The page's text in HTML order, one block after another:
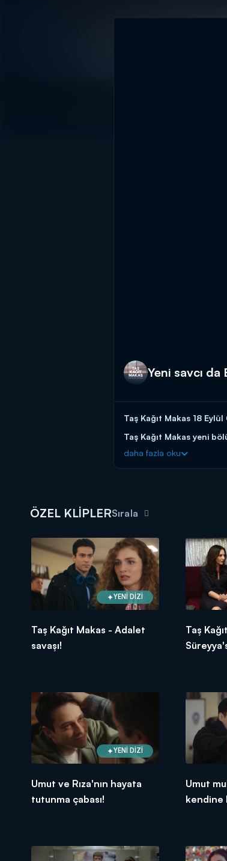
Yeni savcı da
Taş Kağıt Makas 18
Taş Kağıt Makas yeni
daha fazla oku
ÖZEL KLİPLERSırala
YENİ DİZİ
Taş Kağıt Makas - Adalet
savaşı!
Taş
YENİ DİZİ
Umut ve Rıza'nın hayata
tutunma çabası!
Umut
kendine